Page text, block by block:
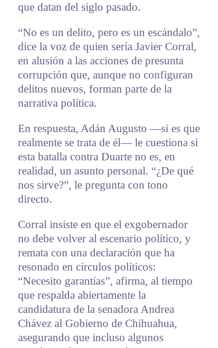
que datan del siglo pasado.
“No es un delito, pero es un escándalo”,
dice la voz de quien sería Javier Corral,
en alusión a las acciones de presunta
corrupción que, aunque no configuran
delitos nuevos, forman parte de la
narrativa política.
En respuesta, Adán Augusto —si es que
realmente se trata de él— le cuestiona si
esta batalla contra Duarte no es, en
realidad, un asunto personal. “¿De qué
nos sirve?”, le pregunta con tono
directo.
Corral insiste en que el exgobernador
no debe volver al escenario político, y
remata con una declaración que ha
resonado en círculos políticos:
“Necesito garantías”, afirma, al tiempo
que respalda abiertamente la
candidatura de la senadora Andrea
Chávez al Gobierno de Chihuahua,
asegurando que incluso algunos